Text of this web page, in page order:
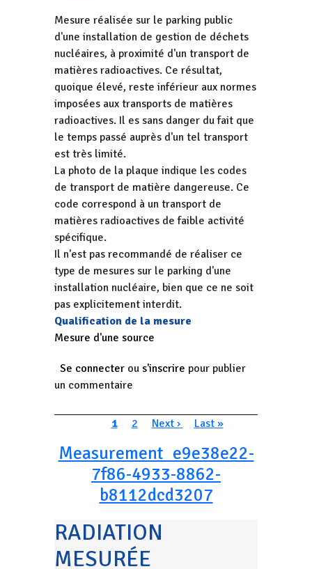
Mesure réalisée sur le parking public
d'une installation de gestion de déchets
nucléaires, à proximité d'un transport de
matières radioactives. Ce résultat,
quoique élevé, reste inférieur aux normes
imposées aux transports de matières
radioactives. Il es sans danger du fait que
le temps passé auprès d'un tel transport
est très limité.
La photo de la plaque indique les codes
de transport de matière dangereuse. Ce
code correspond à un transport de
matières radioactives de faible activité
spécifique.
Il n'est pas recommandé de réaliser ce
type de mesures sur le parking d'une
installation nucléaire, bien que ce ne soit
pas explicitement interdit.
Qualification de la mesure
Mesure d'une source
Se connecter ou s'inscrire pour publier
un commentaire
PaginationPage courante
1 Page
2 Page suivante
Next › Dernière page
Last »
Measurement_e9e38e22-
7f86-4933-8862-
b8112dcd3207
RADIATION
MESURÉE